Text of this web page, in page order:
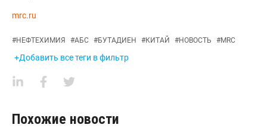
mrc.ru
#НЕФТЕХИМИЯ #АБС #БУТАДИЕН #КИТАЙ #НОВОСТЬ #MRC
+Добавить все теги в фильтр
Похожие новости